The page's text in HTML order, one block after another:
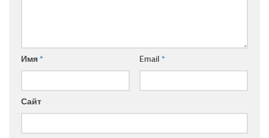
Имя* Email *
Сайт